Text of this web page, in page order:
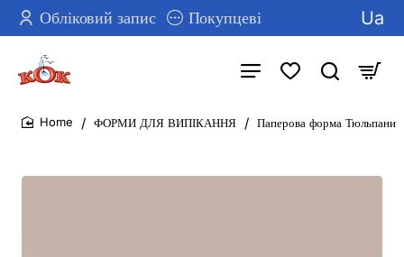
Обліковий запис Покупцеві Ua
ФОРМИ ДЛЯ ВИПІКАННЯ Паперова форма Тюльпани